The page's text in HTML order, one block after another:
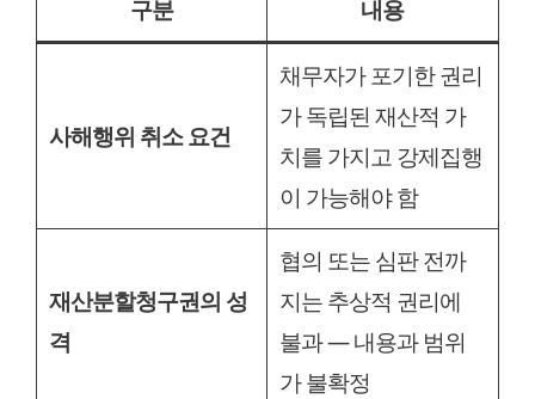
구분 내용
사해행위 취소 요건
채무자가 포기한 권리
가 독립된 재산적 가
치를 가지고 강제집행
이 가능해야 함
재산분할청구권의 성
격
협의 또는 심판 전까
지는 추상적 권리에
불과 — 내용과 범위
가 불확정